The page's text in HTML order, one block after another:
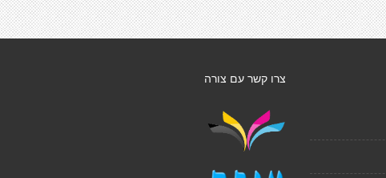
צרו קשר עם צורה